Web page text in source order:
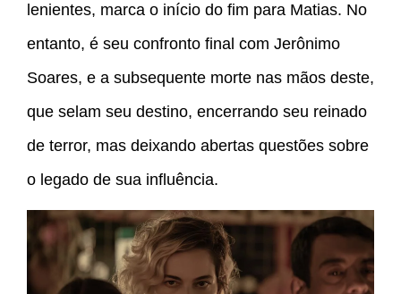
lenientes, marca o início do fim para Matias. No
entanto, é seu confronto final com Jerônimo
Soares, e a subsequente morte nas mãos deste,
que selam seu destino, encerrando seu reinado
de terror, mas deixando abertas questões sobre
o legado de sua influência.